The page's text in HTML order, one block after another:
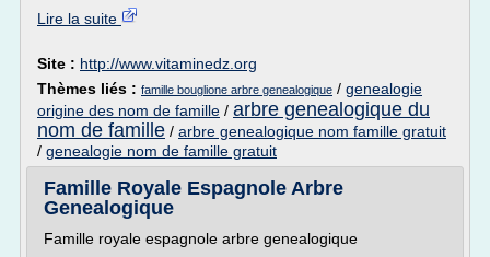
Lire la suite
Site : http://www.vitaminedz.org
Thèmes liés : famille bouglione arbre genealogique / genealogie
origine des nom de famille / arbre genealogique du
nom de famille / arbre genealogique nom famille gratuit
/ genealogie nom de famille gratuit
Famille Royale Espagnole Arbre
Genealogique
Famille royale espagnole arbre genealogique